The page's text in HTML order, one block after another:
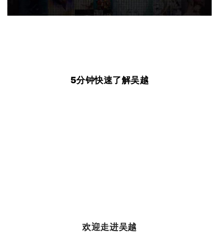
5分钟快速了解吴越
欢迎走进吴越